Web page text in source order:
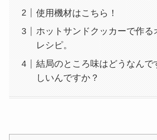
使用機材はこちら！
ホットサンドクッカーで作る
レシピ。
結局のところ味はどうなんで
しいんですか？